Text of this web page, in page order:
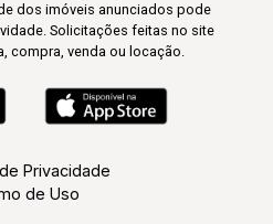
dos imóveis anunciados pode
Solicitações feitas no site
compra, venda ou locação.
Privacidade
de Uso